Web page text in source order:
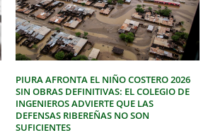
PIURA AFRONTA EL NIÑO COSTERO 2026
SIN OBRAS DEFINITIVAS: EL COLEGIO DE
INGENIEROS ADVIERTE QUE LAS
DEFENSAS RIBEREÑAS NO SON
SUFICIENTES